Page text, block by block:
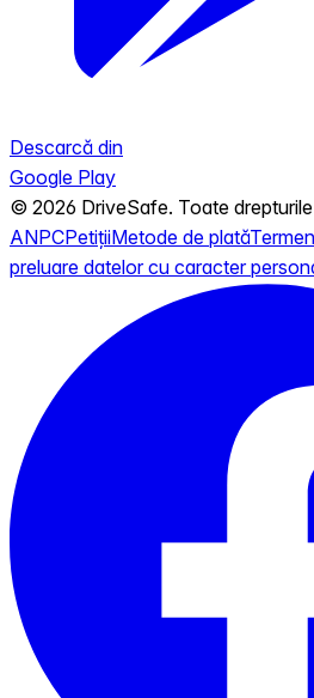
Descarcă din
Google Play
© 2026 DriveSafe. Toate
ANPCPetițiiMetode de plată
preluare datelor cu caracter